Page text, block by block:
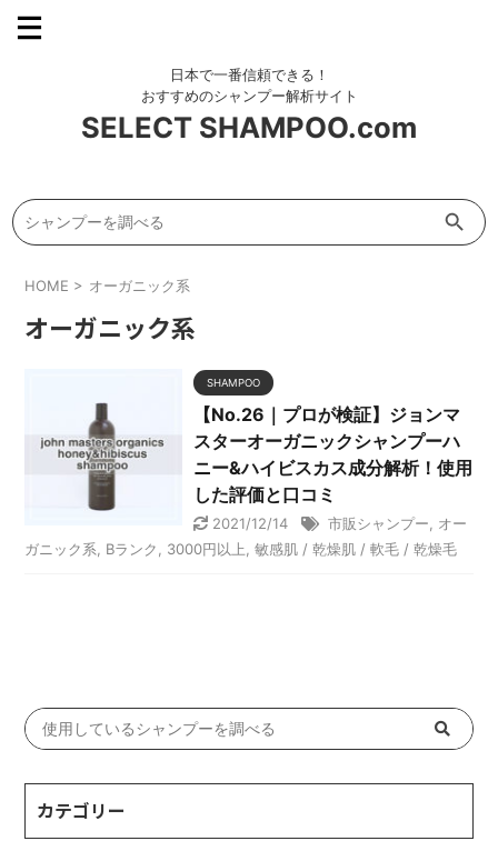
SELECT SHAMPOO.com
Search
for:
Search Button
HOME > オーガニック系
オーガニック系
SHAMPOO
【No.26｜プロが検証】ジョンマ
スターオーガニックシャンプーハ
ニー&ハイビスカス成分解析！使用
した評価と口コミ
2021/12/14 市販シャンプー
オー
ガニック系
Bランク 3000円以上 ,敏感肌 / 乾燥肌 / 軟毛 / 乾燥毛
カテゴリー